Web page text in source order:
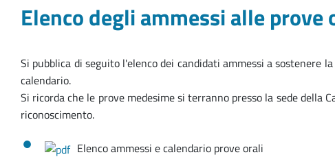
Elenco degli ammessi alle
Si pubblica di seguito l'elenco dei candidati ammessi a sostenere
calendario.
Si ricorda che le prove medesime si terranno presso la sede della
riconoscimento.
Elenco ammessi e calendario prove orali